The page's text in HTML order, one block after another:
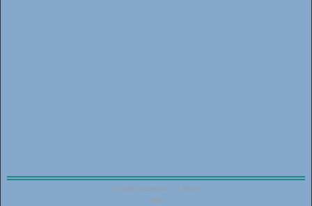
1765662 bezoekers - 2 online
login